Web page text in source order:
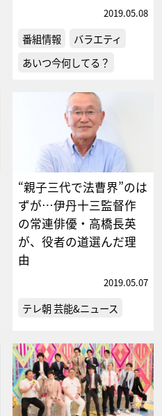
2019.05.08
番組情報
バラエティ
あいつ今何してる？
“親子三代で法曹界”のは
ずが…伊丹十三監督作
の常連俳優・高橋長英
が、役者の道選んだ理
由
2019.05.07
テレ朝 芸能&ニュース